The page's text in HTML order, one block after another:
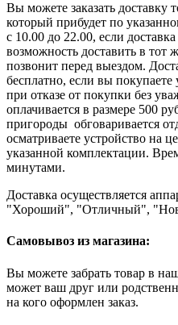
Вы можете заказать доставку
который прибудет по
с 10.00 до 22.00, если
возможность доставить в тот
позвонит перед выездом.
бесплатно, если вы
при отказе от покупки без
оплачивается в размере 500
пригороды обговаривается
осматриваете устройство на
указанной комплектации.
минутами.
Доставка осуществляется
"Хороший", "Отличный",
Самовывоз из магазина:
Вы можете забрать товар в
может ваш друг или
на кого оформлен заказ.